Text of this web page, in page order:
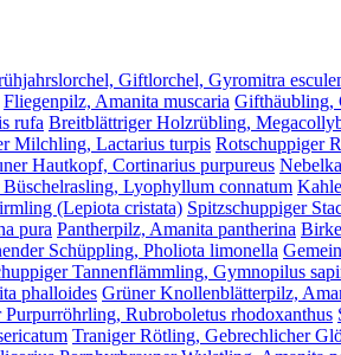
Giftlorchel, Gyromitra
Fliegenpilz, Amanita muscaria Gifthäubling,
rufa Breitblättriger Holzrübling,
Milchling, Lactarius turpis Rotschuppiger
Hautkopf, Cortinarius purpureus
Büschelrasling, Lyophyllum connatum
(Lepiota cristata) Spitzschuppiger
pura Pantherpilz, Amanita pantherina
Schüppling, Pholiota limonella
Tannenflämmling, Gymnopilus
phalloides Grüner Knollenblätterpilz,
Purpurröhrling, Rubroboletus rhodoxanthus
Traniger Rötling, Gebrechlicher